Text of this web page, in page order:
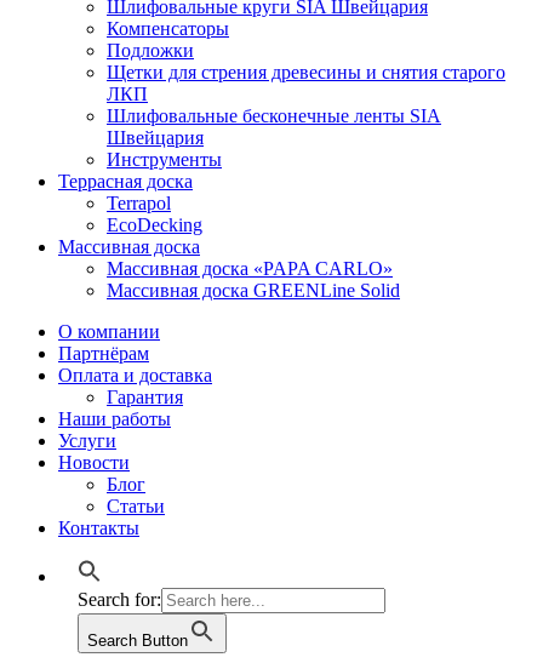
Шлифовальные круги SIA Швейцария
Компенсаторы
Подложки
Щетки для стрения древесины и снятия старого
ЛКП
Шлифовальные бесконечные ленты SIA
Швейцария
Инструменты
Террасная доска
Terrapol
EcoDecking
Массивная доска
Массивная доска «PAPA CARLO»
Массивная доска GREENLine Solid
О компании
Партнёрам
Оплата и доставка
Гарантия
Наши работы
Услуги
Новости
Блог
Статьи
Контакты
Search for:
Search Button